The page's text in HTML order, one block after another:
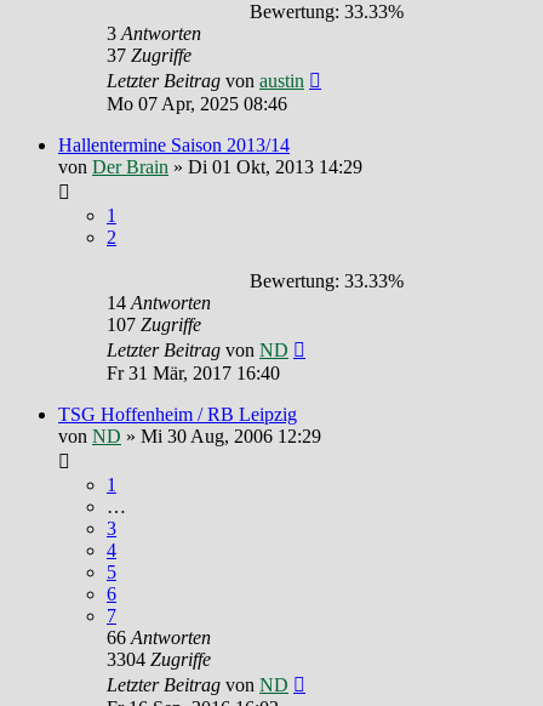
Bewertung: 33.33%
3Antworten
37 Zugriffe
Letzter Beitrag von austin
Mo 07 Apr, 2025 08:46
Hallentermine Saison 2013/14
von Der Brain » Di 01 Okt, 2013 14:29
1
2
Bewertung: 33.33%
14Antworten
107 Zugriffe
Letzter Beitrag von ND
Fr 31 Mär, 2017 16:40
TSG Hoffenheim / RB Leipzig
von ND » Mi 30 Aug, 2006 12:29
1
…
3
4
5
6
7
66Antworten
3304 Zugriffe
Letzter Beitrag von ND